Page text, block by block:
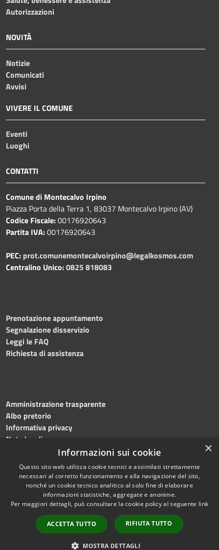
Autorizzazioni
NOVITÀ
Notizie
Comunicati
Avvisi
VIVERE IL COMUNE
Eventi
Luoghi
CONTATTI
Comune di Montecalvo Irpino
Piazza Porta della Terra 1, 83037 Montecalvo Irpino (AV)
Codice Fiscale:00176920643
Partita IVA:00176920643
PEC: prot.comunemontecalvoirpino@legalkosmos.com
Centralino Unico:0825 818083
Prenotazione appuntamento
Segnalazione disservizio
Leggi le FAQ
Richiesta di assistenza
Amministrazione trasparente
Albo pretorio
Informativa privacy
Note legali
Dichiarazione di accessibilità
Accessibilità
Copyright © 2024 •
Comune di Montecalvo
Irpino • Powered by
Municipium•Redazione
×
Informazioni sui cookie
Questo sito web utilizza cookie tecnici e assimilati strettamente
necessari al corretto funzionamento e alla navigazione del sito,
nonché un cookie tecnico analitico al solo fine di elaborare
informazioni statistiche, aggregate e anonime.
Per maggiori dettagli, può consultare la cookie policy al seguente link
ACCETTA TUTTO RIFIUTA TUTTO
MOSTRA DETTAGLI